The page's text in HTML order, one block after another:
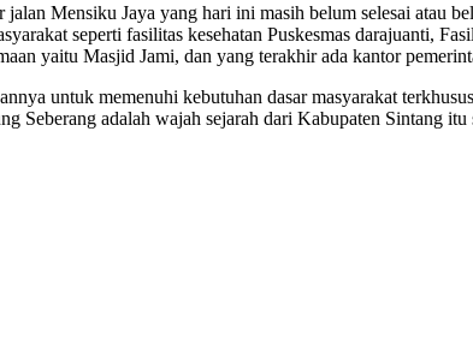
Mensiku Jaya yang hari ini masih belum selesai atau
seperti fasilitas kesehatan Puskesmas darajuanti,
yaitu Masjid Jami, dan yang terakhir ada kantor
untuk memenuhi kebutuhan dasar masyarakat
Seberang adalah wajah sejarah dari Kabupaten Sintang itu